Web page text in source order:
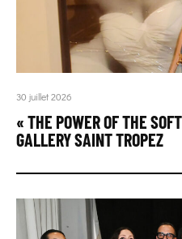
30 juillet 2026
« THE POWER OF THE
GALLERY SAINT TROPEZ